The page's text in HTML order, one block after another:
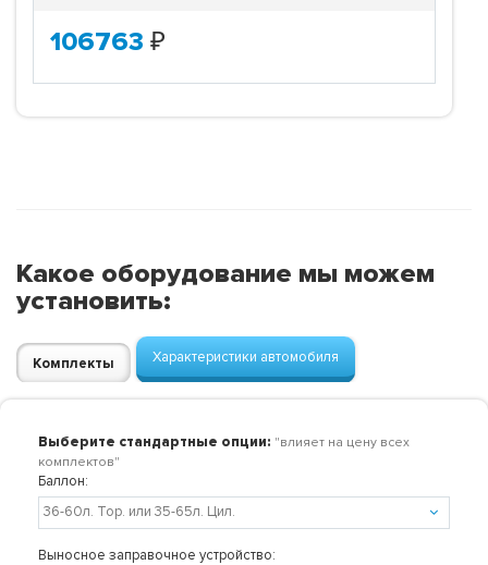
106763 ₽
Какое оборудование мы можем
установить:
Комплекты Характеристики автомобиля
Выберите стандартные опции: "влияет на цену всех
комплектов"
Баллон:
Выносное заправочное устройство: